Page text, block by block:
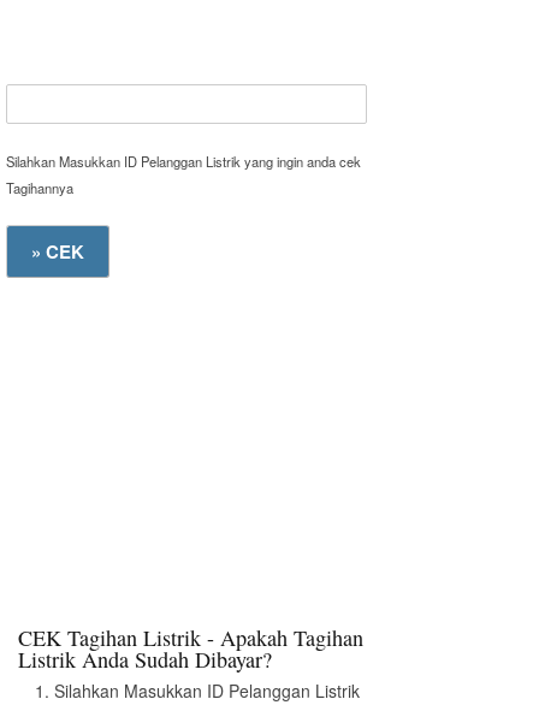
Silahkan Masukkan ID Pelanggan Listrik yang ingin anda cek
Tagihannya
CEK Tagihan Listrik - Apakah Tagihan
Listrik Anda Sudah Dibayar?
Silahkan Masukkan ID Pelanggan Listrik